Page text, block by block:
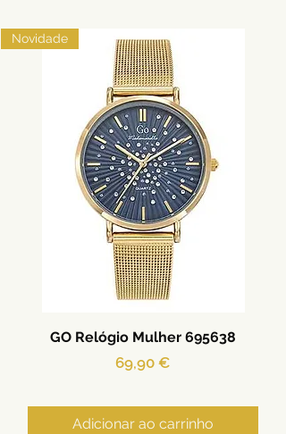
Novidade
GO Relógio Mulher 695638
Preço
69,90 €
Adicionar ao carrinho